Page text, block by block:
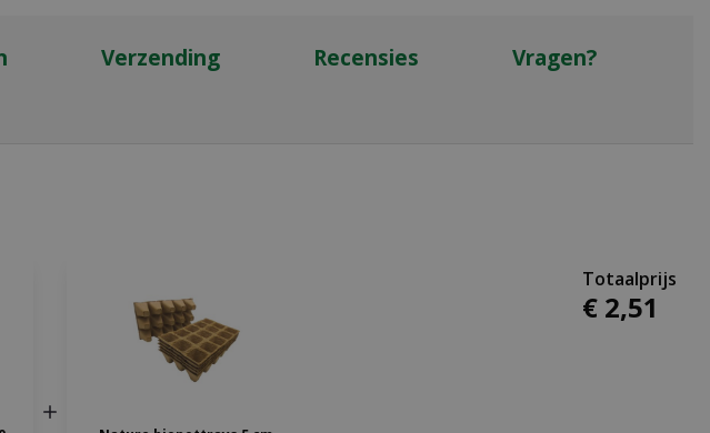
Verzending Recensies Vragen?
€ 2,51